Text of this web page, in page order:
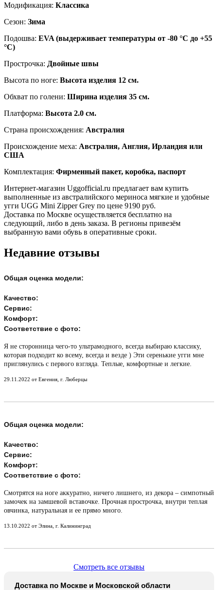
Модификация: Классика
Сезон: Зима
Подошва: EVA (выдерживает температуры от -80 °C до +55
°C)
Прострочка: Двойные швы
Высота по ноге: Высота изделия 12 см.
Обхват по голени: Ширина изделия 35 см.
Платформа: Высота 2.0 см.
Страна происхождения: Австралия
Происхождение меха: Австралия, Англия, Ирландия или
США
Комплектация: Фирменный пакет, коробка, паспорт
Интернет-магазин Uggofficial.ru предлагает вам купить
выполненные из австралийского мериноса мягкие и удобные
угги UGG Mini Zipper Grey по цене 9190 руб.
Доставка по Москве осуществляется бесплатно на
следующий, либо в день заказа. В регионы привезём
выбранную вами обувь в оперативные сроки.
Недавние отзывы
Общая оценка модели:
Качество:
Сервис:
Комфорт:
Соответствие с фото:
Я не сторонница чего-то ультрамодного, всегда выбираю классику,
которая подходит ко всему, всегда и везде ) Эти серенькие угги мне
приглянулись с первого взгляда. Теплые, комфортные и легкие.
29.11.2022 от Евгения, г. Люберцы
Общая оценка модели:
Качество:
Сервис:
Комфорт:
Соответствие с фото:
Смотрятся на ноге аккуратно, ничего лишнего, из декора – симпотный
замочек на замшевой вставочке. Прочная прострочка, внутри теплая
овчинка, натуральная и ее прямо много.
13.10.2022 от Элина, г. Калининград
Смотреть все отзывы
Доставка по Москве и Московской области